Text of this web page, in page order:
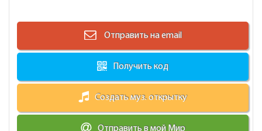
Отправить на email
Получить код
Создать муз. открытку
Отправить в мой Мир